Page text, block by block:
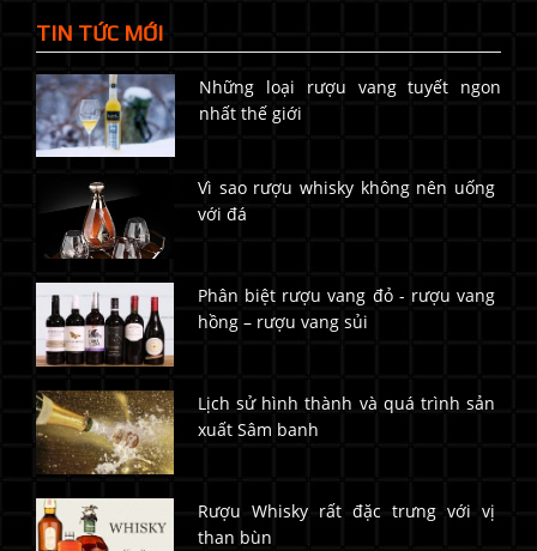
TIN TỨC MỚI
Những loại rượu vang tuyết ngon
nhất thế giới
Vì sao rượu whisky không nên uống
với đá
Phân biệt rượu vang đỏ - rượu vang
hồng – rượu vang sủi
Lịch sử hình thành và quá trình sản
xuất Sâm banh
Rượu Whisky rất đặc trưng với vị
than bùn